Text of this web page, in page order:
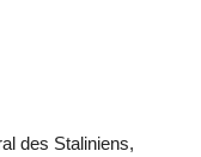
des Staliniens,